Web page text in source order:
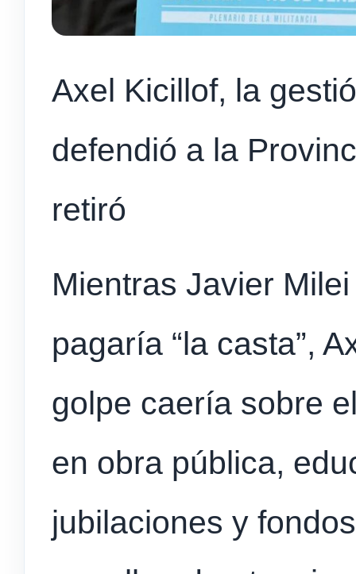
Axel Kicillof, la
defendió a la
retiró
Mientras Javier
pagaría “la casta”,
golpe caería sobre
en obra pública,
jubilaciones y